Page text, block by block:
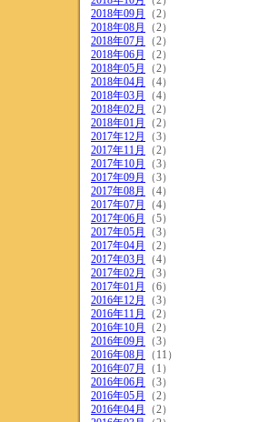
2018年09月
（2）
2018年08月
（2）
2018年07月
（2）
2018年06月
（2）
2018年05月
（2）
2018年04月
（4）
2018年03月
（4）
2018年02月
（2）
2018年01月
（2）
2017年12月
（3）
2017年11月
（2）
2017年10月
（3）
2017年09月
（3）
2017年08月
（4）
2017年07月
（4）
2017年06月
（5）
2017年05月
（3）
2017年04月
（2）
2017年03月
（4）
2017年02月
（3）
2017年01月
（6）
2016年12月
（3）
2016年11月
（2）
2016年10月
（2）
2016年09月
（3）
2016年08月
（11）
2016年07月
（1）
2016年06月
（3）
2016年05月
（2）
2016年04月
（2）